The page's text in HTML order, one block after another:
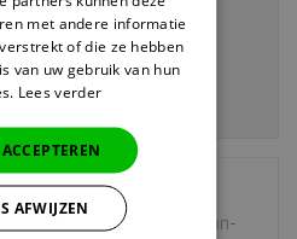
Versand ab 40 EUR
- MidBow - 55% Carbon-
met andere informatie
of die ze hebben
van uw gebruik van hun
Lees verder
AFWIJZEN